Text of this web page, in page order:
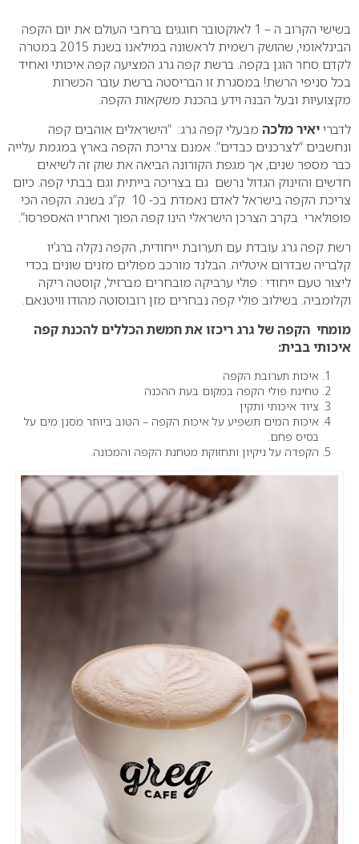
בשישי הקרוב ה – 1 לאוקטובר חוגגים ברחבי העולם את יום הקפה
הבינלאומי, שהושק רשמית לראשונה במילאנו בשנת 2015 במטרה
לקדם סחר הוגן בקפה. ברשת קפה גרג המציעה קפה איכותי ואחיד
בכל סניפי הרשת! במסגרת זו הבריסטה ברשת עובר הכשרות
מקצועיות ובעל הבנה וידע בהכנת משקאות הקפה.
לדברייאיר מלכה מבעלי קפה גרג: “הישראלים אוהבים קפה
ונחשבים “לצרכנים כבדים”. אמנם צריכת הקפה בארץ במגמת עלייה
כבר מספר שנים, אך מגפת הקורונה הביאה את שוק זה לשיאים
חדשים והזינוק הגדול נרשם גם בצריכה בייתית וגם בבתי קפה. כיום
צריכת הקפה בישראל לאדם נאמדת בכ- 10 ק”ג בשנה. הקפה הכי
פופולארי בקרב הצרכן הישראלי הינו קפה הפוך ואחריו האספרסו”.
רשת קפה גרג עובדת עם תערובת ייחודית, הקפה נקלה ברג’יו
קלבריה שבדרום איטליה. הבלנד מורכב מפולים מזנים שונים בכדי
ליצור טעם ייחודי : פולי ערביקה מובחרים מברזיל, קוסטה ריקה
וקלומביה. בשילוב פולי קפה נבחרים מזן רובוסוטה מהודו וויטנאם.
מומחי הקפה של גרג ריכזו את חמשת הכללים להכנת קפה
איכותי בבית:
איכות תערובת הקפה
טחינת פולי הקפה במקום בעת ההכנה
ציוד איכותי ותקין
איכות המים תשפיע על איכות הקפה – הטוב ביותר מסנן מים על
בסיס פחם.
הקפדה על ניקיון ותחזוקת מטחנת הקפה והמכונה.